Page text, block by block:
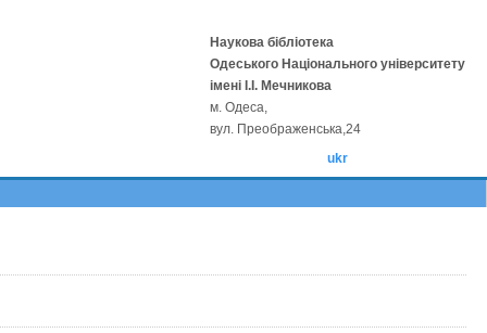
Наукова бібліотека
Одеського Національного університету
імені І.І. Мечникова
м. Одеса,
вул. Преображенська,24
ukr